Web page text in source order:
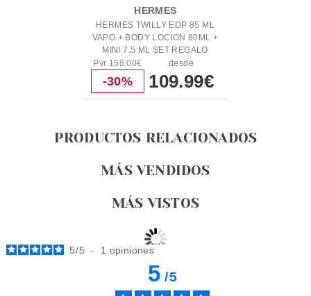
HERMES
HERMES TWILLY EDP 85 ML
VAPO + BODY LOCION 80ML +
MINI 7.5 ML SET REGALO
Pvr 158.00€
-30%
desde
109.99€
PRODUCTOS RELACIONADOS
MÁS VENDIDOS
MÁS VISTOS
5/5 - 1 opiniones
5/5